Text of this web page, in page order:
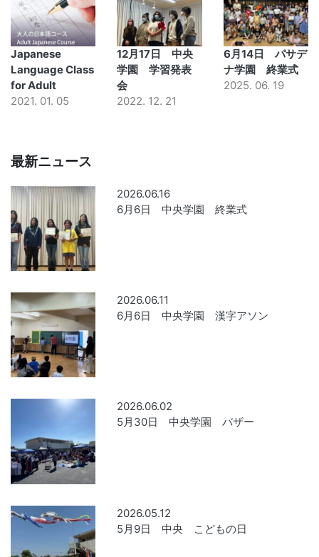
Japanese
Language Class
for Adult
2021. 01. 05
12月17日 中央
学園 学習発表
会
2022. 12. 21
6月14日 パサデ
ナ学園 終業式
2025. 06. 19
最新ニュース
2026.06.16
6月6日 中央学園 終業式
2026.06.11
6月6日 中央学園 漢字アソン
2026.06.02
5月30日 中央学園 バザー
2026.05.12
5月9日 中央 こどもの日